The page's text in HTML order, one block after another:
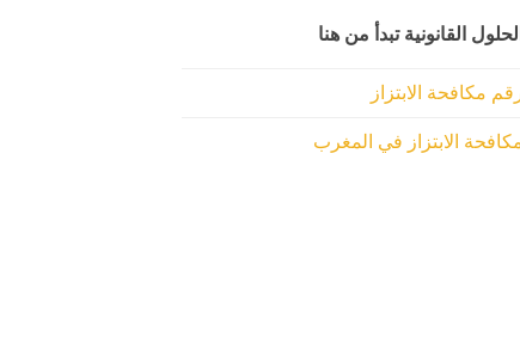
الحلول القانونية تبدأ من هنا
مكافحة الابتزاز
الابتزاز في المغرب